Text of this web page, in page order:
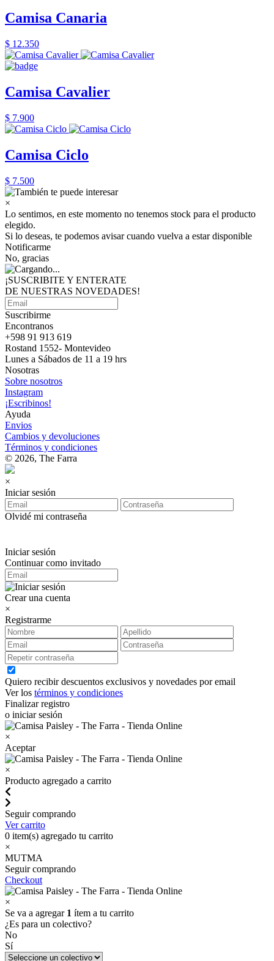
Camisa Canaria
$ 12.350
Camisa Cavalier
$ 7.900
Camisa Ciclo
$ 7.500
×
Lo sentimos, en este momento no tenemos stock para el producto
elegido.
Si lo deseas, te podemos avisar cuando vuelva a estar disponible
Notificarme
No, gracias
¡SUSCRIBITE Y ENTERATE
DE NUESTRAS NOVEDADES!
Suscribirme
Encontranos
+598 91 913 619
Rostand 1552- Montevideo
Lunes a Sábados de 11 a 19 hrs
Nosotras
Sobre nosotros
Instagram
¡Escribinos!
Ayuda
Envios
Cambios y devoluciones
Términos y condiciones
© 2026, The Farra
×
Iniciar sesión
Olvidé mi contraseña
Iniciar sesión
Continuar como invitado
Crear una cuenta
×
Registrarme
Quiero recibir descuentos exclusivos y novedades por email
Ver los términos y condiciones
Finalizar registro
o iniciar sesión
×
Aceptar
×
Producto agregado a carrito
Seguir comprando
Ver carrito
0 item(s) agregado tu carrito
×
MUTMA
Seguir comprando
Checkout
×
Se va a agregar 1 ítem a tu carrito
¿Es para un colectivo?
No
Sí